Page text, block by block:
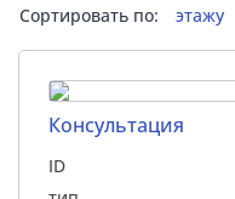
Сортировать по: этажу
Консультация
ID